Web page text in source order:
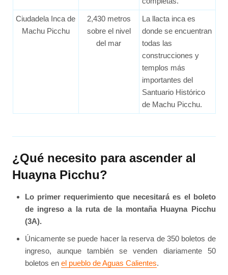
Ciudadela Inca de
Machu Picchu
2,430 metros
sobre el nivel
del mar
La llacta inca es
donde se encuentran
todas las
construcciones y
templos más
importantes del
Santuario Histórico
de Machu Picchu.
¿Qué necesito para ascender al
Huayna Picchu?
Lo primer requerimiento que necesitará es el boleto
de ingreso a la ruta de la montaña Huayna Picchu
(3A).
Únicamente se puede hacer la reserva de 350 boletos de
ingreso, aunque también se venden diariamente 50
boletos en el pueblo de Aguas Calientes.